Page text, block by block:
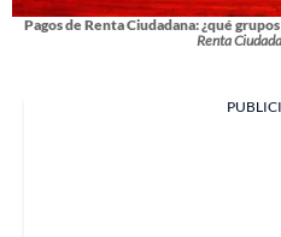
Pagos de Renta Ciudadana: ¿qué
Renta